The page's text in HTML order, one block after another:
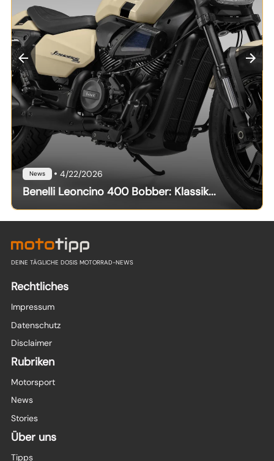
News • 4/22/2026
Benelli Leoncino 400 Bobber: Klassik...
DEINE TÄGLICHE DOSIS MOTORRAD-NEWS
Rechtliches
Impressum
Datenschutz
Disclaimer
Rubriken
Motorsport
News
Stories
Über uns
Tipps